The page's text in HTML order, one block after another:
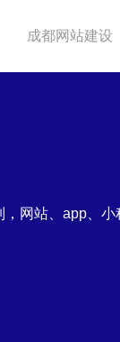
成都网站建设
网站、app、